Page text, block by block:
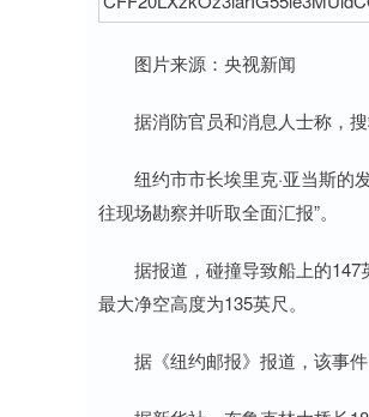
图片来源：央视新闻
据消防官员和消息人士称，搜
纽约市市长埃里克·亚当斯的发
往现场勘察并听取全面汇报”。
据报道，碰撞导致船上的147
最大净空高度为135英尺。
据《纽约邮报》报道，该事件